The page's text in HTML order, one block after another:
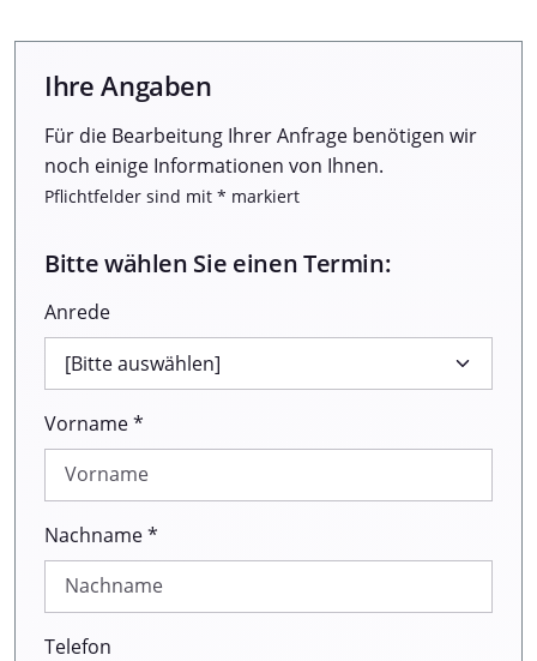
Ihre Angaben
Für die Bearbeitung Ihrer Anfrage benötigen wir
noch einige Informationen von Ihnen.
Pflichtfelder sind mit * markiert
Bitte wählen Sie einen Termin:
Anrede
Vorname *
Nachname *
Telefon